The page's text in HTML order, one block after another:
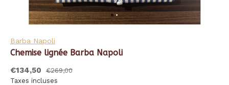
Barba Napoli
Chemise lignée Barba Napoli
€134,50
€269,00
Taxes incluses